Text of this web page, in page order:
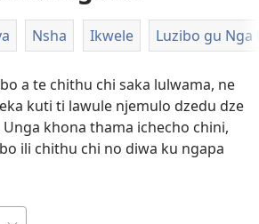
Nsha Ikwele Luzibo gu Nga
a te chithu chi saka lulwama, ne
kuti ti lawule njemulo dzedu dze
khona thama ichecho chini,
ili chithu chi no diwa ku ngapa